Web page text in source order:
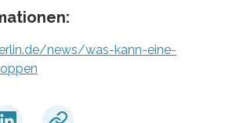
news/was-kann-eine-